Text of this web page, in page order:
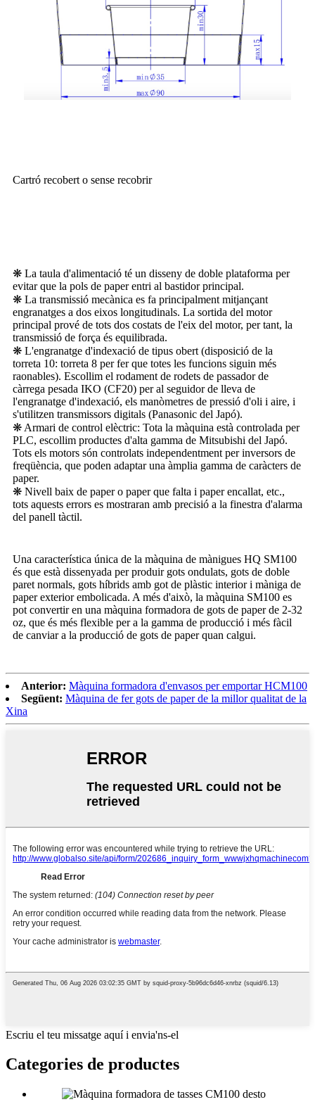
Cartró recobert o sense recobrir
❋ La taula d'alimentació té un disseny de doble plataforma per
evitar que la pols de paper entri al bastidor principal.
❋ La transmissió mecànica es fa principalment mitjançant
engranatges a dos eixos longitudinals. La sortida del motor
principal prové de tots dos costats de l'eix del motor, per tant, la
transmissió de força és equilibrada.
❋ L'engranatge d'indexació de tipus obert (disposició de la
torreta 10: torreta 8 per fer que totes les funcions siguin més
raonables). Escollim el rodament de rodets de passador de
càrrega pesada IKO (CF20) per al seguidor de lleva de
l'engranatge d'indexació, els manòmetres de pressió d'oli i aire, i
s'utilitzen transmissors digitals (Panasonic del Japó).
❋ Armari de control elèctric: Tota la màquina està controlada per
PLC, escollim productes d'alta gamma de Mitsubishi del Japó.
Tots els motors són controlats independentment per inversors de
freqüència, que poden adaptar una àmplia gamma de caràcters de
paper.
❋ Nivell baix de paper o paper que falta i paper encallat, etc.,
tots aquests errors es mostraran amb precisió a la finestra d'alarma
del panell tàctil.
Una característica única de la màquina de mànigues HQ SM100
és que està dissenyada per produir gots ondulats, gots de doble
paret normals, gots híbrids amb got de plàstic interior i màniga de
paper exterior embolicada. A més d'això, la màquina SM100 es
pot convertir en una màquina formadora de gots de paper de 2-32
oz, que és més flexible per a la gamma de producció i més fàcil
de canviar a la producció de gots de paper quan calgui.
Anterior: Màquina formadora d'envasos per emportar HCM100
Següent: Màquina de fer gots de paper de la millor qualitat de la
Xina
Escriu el teu missatge aquí i envia'ns-el
Categories de productes